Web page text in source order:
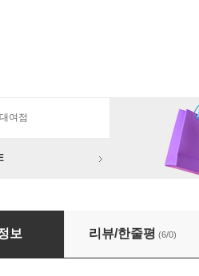
여점
꿈꾼 나라 중국
보 리뷰/한줄평 (6/0)